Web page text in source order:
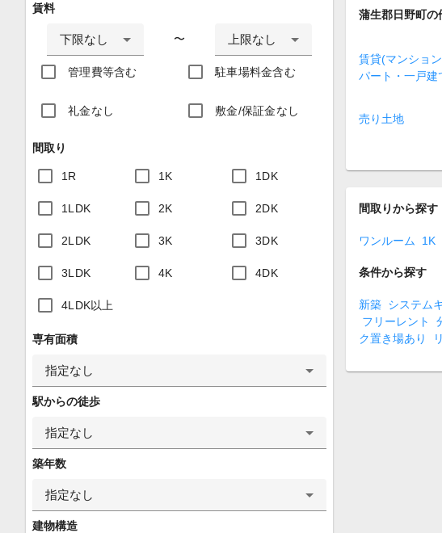
賃料
下限なし 〜 上限なし
管理費等含む 駐車場料金含む
礼金なし 敷金/保証金なし
間取り
1R 1K 1DK
1LDK 2K 2DK
2LDK 3K 3DK
3LDK 4K 4DK
4LDK以上
専有面積
指定なし
駅からの徒歩
指定なし
築年数
指定なし
建物構造
蒲生郡日野町の
賃貸(マンショ
パート・一戸建
売り土地
間取りから探す
ワンルーム 1K
条件から探す
新築 システム
フリーレント
ク置き場あり